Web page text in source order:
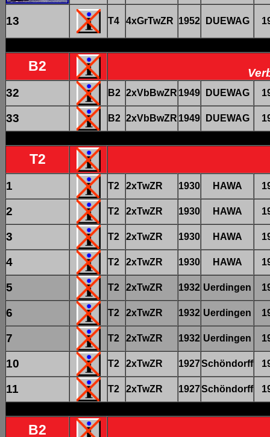
13 T4 4xGrTwZR 1952 DUEWAG
B2
32
B2 2xVbBwZR 1949 DUEWAG
33 B2 2xVbBwZR 1949 DUEWAG
T2
1 T2 2xTwZR 1930 HAWA
2 T2 2xTwZR 1930 HAWA
3 T2 2xTwZR 1930 HAWA
4 T2 2xTwZR 1930 HAWA
5 T2 2xTwZR 1932 Uerdingen
6 T2 2xTwZR 1932 Uerdingen
7 T2 2xTwZR 1932 Uerdingen
10 T2 2xTwZR 1927Schöndorff
11 T2 2xTwZR 1927Schöndorff
B2